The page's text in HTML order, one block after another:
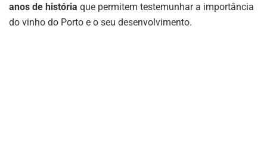
anos de história que permitem testemunhar a importância
do vinho do Porto e o seu desenvolvimento.